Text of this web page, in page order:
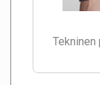
Tekninen